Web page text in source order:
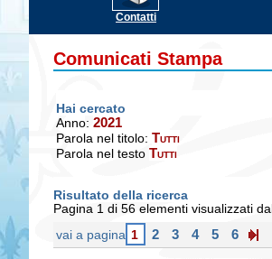
Contatti
Comunicati Stampa
Hai cercato
Anno: 2021
Parola nel titolo: Tutti
Parola nel testo Tutti
Risultato della ricerca
Pagina 1 di 56 elementi visualizzati
vai a pagina 1 2 3 4 5 6